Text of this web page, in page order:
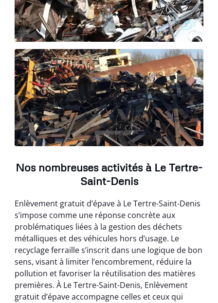
Nos nombreuses activités à Le Tertre-
Saint-Denis
Enlèvement gratuit d’épave à Le Tertre-Saint-Denis
s’impose comme une réponse concrète aux
problématiques liées à la gestion des déchets
métalliques et des véhicules hors d’usage. Le
recyclage ferraille s’inscrit dans une logique de bon
sens, visant à limiter l’encombrement, réduire la
pollution et favoriser la réutilisation des matières
premières. À Le Tertre-Saint-Denis, Enlèvement
gratuit d’épave accompagne celles et ceux qui